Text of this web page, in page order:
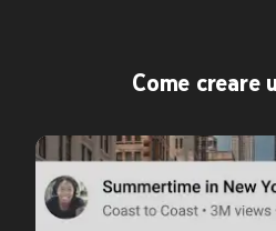
Come creare